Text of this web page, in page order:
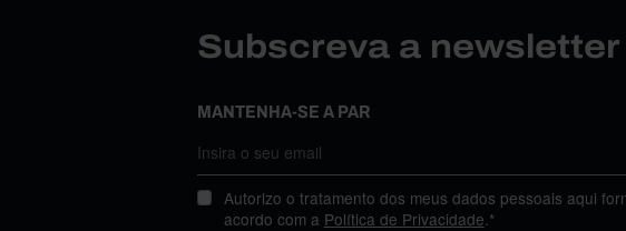
Subscreva a
MANTENHA-SE A PAR
Autorizo o tratamento dos meus dados pessoais aqui
acordo com a Política de Privacidade.*